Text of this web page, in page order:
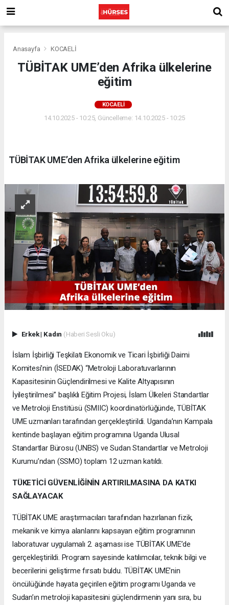
Anasayfa KOCAELİ
TÜBİTAK UME’den Afrika ülkelerine
eğitim
KOCAELİ
14.10.2025 - 10:25, Güncelleme: 14.10.2025 - 10:25
TÜBİTAK UME’den Afrika ülkelerine eğitim
Erkek| Kadın (Haberi Sesli Oku)
İslam İşbirliği Teşkilatı Ekonomik ve Ticari İşbirliği Daimi
Komitesi’nin (İSEDAK) “Metroloji Laboratuvarlarının
Kapasitesinin Güçlendirilmesi ve Kalite Altyapısının
İyileştirilmesi” başlıklı Eğitim Projesi, İslam Ülkeleri Standartlar
ve Metroloji Enstitüsü (SMIIC) koordinatörlüğünde, TÜBİTAK
UME uzmanları tarafından gerçekleştirildi. Uganda’nın Kampala
kentinde başlayan eğitim programına Uganda Ulusal
Standartlar Bürosu (UNBS) ve Sudan Standartlar ve Metroloji
Kurumu’ndan (SSMO) toplam 12 uzman katıldı.
TÜKETİCİ GÜVENLİĞİNİN ARTIRILMASINA DA KATKI
SAĞLAYACAK
TÜBİTAK UME araştırmacıları tarafından hazırlanan fizik,
mekanik ve kimya alanlarını kapsayan eğitim programının
laboratuvar uygulamalı 2. aşaması ise TÜBİTAK UME’de
gerçekleştirildi. Program sayesinde katılımcılar, teknik bilgi ve
becerilerini geliştirme fırsatı buldu. TÜBİTAK UME’nin
öncülüğünde hayata geçirilen eğitim programı Uganda ve
Sudan’ın metroloji kapasitesini güçlendirmenin yanı sıra, bu